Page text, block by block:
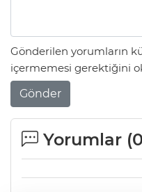
Gönderilen yorumların
içermemesi gerektiğini
Gönder
Yorumlar (0